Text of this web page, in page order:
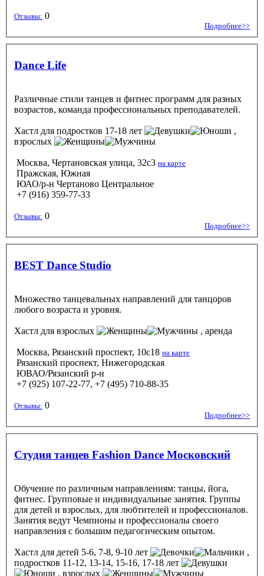
Отзывы: 0
Подробнее>>
Dance Life
Различные стили танцев и фитнес программ для разных
возрастов, команда профессиональных преподавателей.
Хастл для подростков 17-18 лет
,
взрослых
Москва, Чертановская улица, 32с3 на карте
Пражская, Южная
ЮАО/р-н Чертаново Центральное
+7 (916) 359-77-33
Отзывы: 0
Подробнее>>
BEST Dance Studio
Множество танцевальных направлений для танцоров
любого возраста и уровня.
Хастл для взрослых , аренда
Москва, Рязанский проспект, 10с18 на карте
Рязанский проспект, Нижегородская
ЮВАО/Рязанский р-н
+7 (925) 107-22-77, +7 (495) 710-88-35
Отзывы: 0
Подробнее>>
Студия танцев Fashion Dance Московский
Обучение по различным направлениям: танцы, йога,
фитнес. Групповые и индивидуальные занятия. Группы
для детей и взрослых, для любтителей и профессионалов.
Занятия ведут Чемпионы и профессионалы своего
направления с большим педагогическим опытом.
Хастл для детей 5-6, 7-8, 9-10 лет
,
подростков 11-12, 13-14, 15-16, 17-18 лет
, взрослых